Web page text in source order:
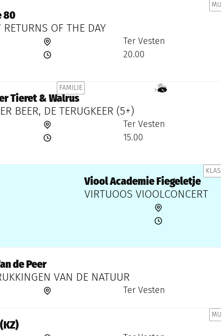
80
RETURNS OF THE DAY
Ter Vesten
20.00
Tieret & Walrus
BEER, DE TERUGKEER (5+)
Ter Vesten
15.00
FAMILIE Samen met kinderen eropuit!
Viool Academie Fiegeletje
VIRTUOOS VIOOLCONCERT
de Peer
VAN DE NATUUR
Ter Vesten